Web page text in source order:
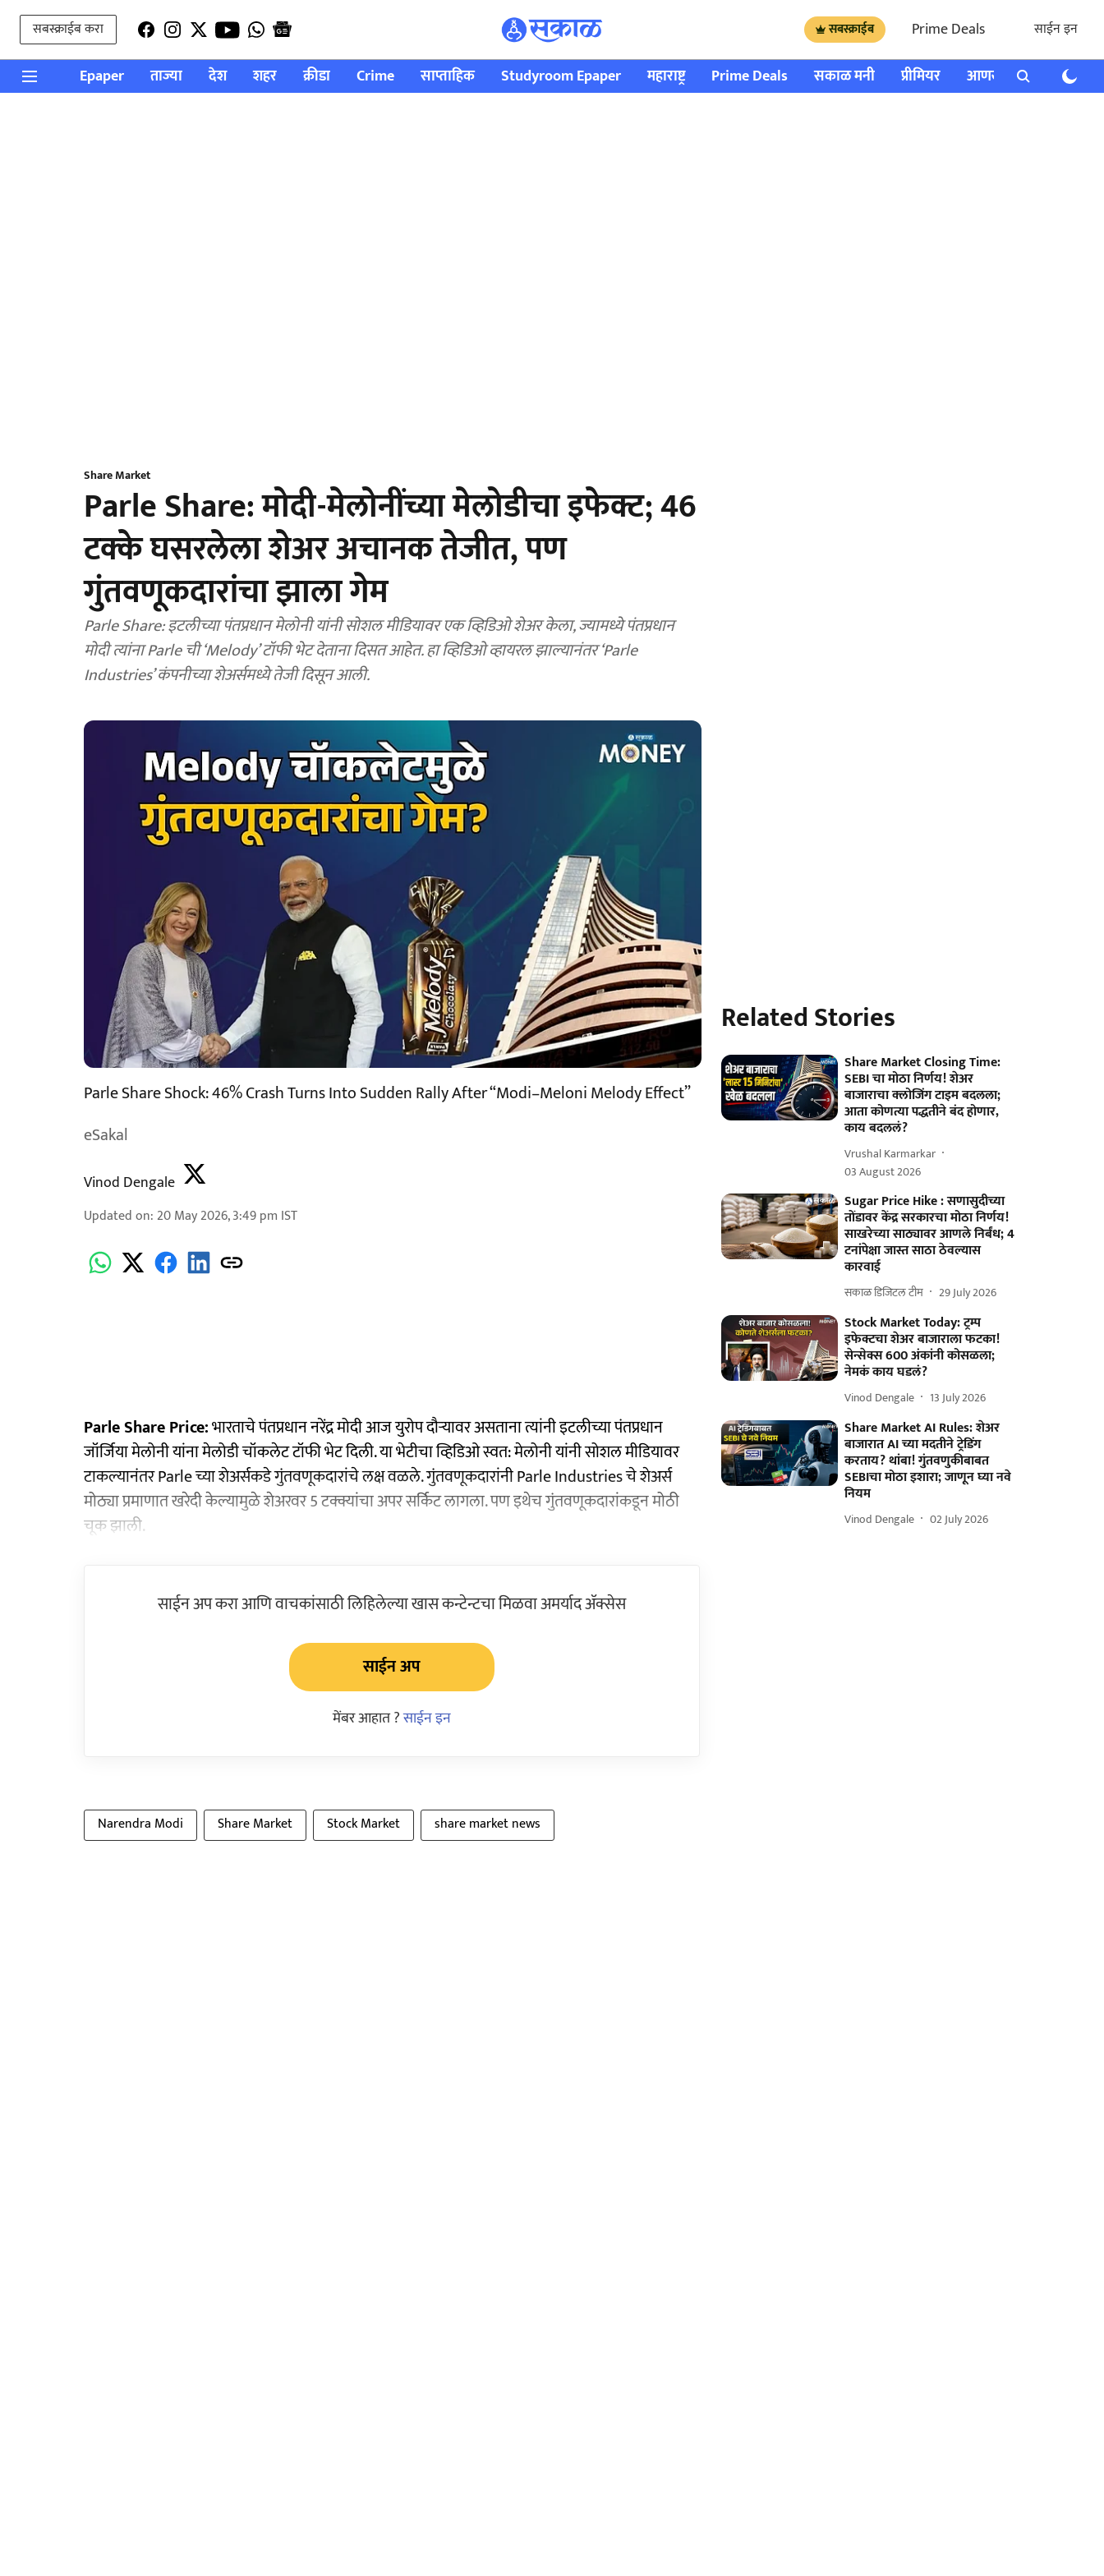
सबस्क्राईब करा सबस्क्राईब Prime Deals साईन इन
Epaper ताज्या देश शहर क्रीडा Crime साप्ताहिक Studyroom Epaper महाराष्ट्र Prime Deals सकाळ मनी प्रीमियर आणखी राशी भविष्य
Share Market
Parle Share: मोदी-मेलोनींच्या मेलोडीचा इफेक्ट; 46
टक्के घसरलेला शेअर अचानक तेजीत, पण
गुंतवणूकदारांचा झाला गेम
Parle Share: इटलीच्या पंतप्रधान मेलोनी यांनी सोशल मीडियावर एक व्हिडिओ शेअर केला, ज्यामध्ये पंतप्रधान
मोदी त्यांना Parle ची ‘Melody’ टॉफी भेट देताना दिसत आहेत. हा व्हिडिओ व्हायरल झाल्यानंतर ‘Parle
Industries’ कंपनीच्या शेअर्समध्ये तेजी दिसून आली.
Parle Share Shock: 46% Crash Turns Into Sudden Rally After “Modi–Meloni Melody Effect”
eSakal
Vinod Dengale
Updated on: 20 May 2026, 3:49 pm IST
Parle Share Price:भारताचे पंतप्रधान नरेंद्र मोदी आज युरोप दौऱ्यावर असताना त्यांनी इटलीच्या पंतप्रधान
जॉर्जिया मेलोनी यांना मेलोडी चॉकलेट टॉफी भेट दिली. या भेटीचा व्हिडिओ स्वत: मेलोनी यांनी सोशल मीडियावर
टाकल्यानंतर Parle च्या शेअर्सकडे गुंतवणूकदारांचे लक्ष वळले. गुंतवणूकदारांनी Parle Industries चे शेअर्स
मोठ्या प्रमाणात खरेदी केल्यामुळे शेअरवर 5 टक्क्यांचा अपर सर्किट लागला. पण इथेच गुंतवणूकदारांकडून मोठी
चूक झाली.
साईन अप करा आणि वाचकांसाठी लिहिलेल्या खास कन्टेन्टचा मिळवा अमर्याद ॲक्सेस
साईन अप
मेंबर आहात ?साईन इन
Narendra Modi Share Market Stock Market share market news
Related Stories
Share Market Closing Time:
SEBI चा मोठा निर्णय! शेअर
बाजाराचा क्लोजिंग टाइम बदलला;
आता कोणत्या पद्धतीने बंद होणार,
काय बदललं?
Vrushal Karmarkar
03 August 2026
Sugar Price Hike : सणासुदीच्या
तोंडावर केंद्र सरकारचा मोठा निर्णय!
साखरेच्या साठ्यावर आणले निर्बंध; 4
टनांपेक्षा जास्त साठा ठेवल्यास
कारवाई
सकाळ डिजिटल टीम 29 July 2026
Stock Market Today: ट्रम्प
इफेक्टचा शेअर बाजाराला फटका!
सेन्सेक्स 600 अंकांनी कोसळला;
नेमकं काय घडलं?
Vinod Dengale 13 July 2026
Share Market AI Rules: शेअर
बाजारात AI च्या मदतीने ट्रेडिंग
करताय? थांबा! गुंतवणुकीबाबत
SEBIचा मोठा इशारा; जाणून घ्या नवे
नियम
Vinod Dengale 02 July 2026